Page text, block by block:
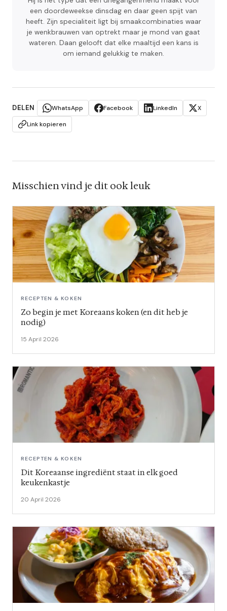
een doordeweekse dinsdag en daar geen spijt van
heeft. Zijn specialiteit ligt bij smaakcombinaties waar
je wenkbrauwen van optrekt maar je mond van gaat
wateren. Daan gelooft dat elke maaltijd een kans is
om iemand gelukkig te maken.
DELEN WhatsApp Facebook LinkedIn
X
Link kopieren
Misschien vind je dit ook leuk
RECEPTEN & KOKEN
Zo begin je met Koreaans koken (en dit heb je
nodig)
15 April 2026
RECEPTEN & KOKEN
Dit Koreaanse ingrediënt staat in elk goed
keukenkastje
20 April 2026